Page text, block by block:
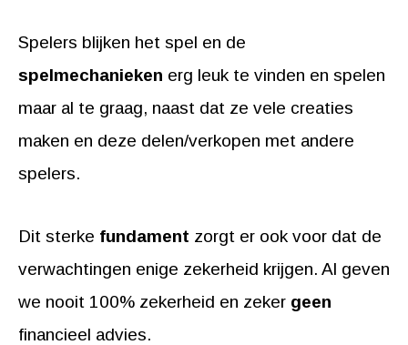
Spelers blijken het spel en de
spelmechanieken erg leuk te vinden en spelen
maar al te graag, naast dat ze vele creaties
maken en deze delen/verkopen met andere
spelers.
Dit sterke fundament zorgt er ook voor dat de
verwachtingen enige zekerheid krijgen. Al geven
we nooit 100% zekerheid en zeker geen
financieel advies.